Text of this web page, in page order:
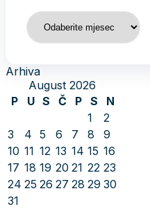
Arhiva
Arhiva
August 2026
P
U S Č P S
N
1
2
3
4 5 6 7 8
9
10 11 12 13 14 15 16
17 18 19 20 21 22 23
24 25 26 27 28 29 30
31